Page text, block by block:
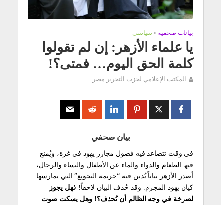
بيانات صحفية • سياسي
يا علماء الأزهر: إن لم تقولوا
كلمة الحق اليوم… فمتى؟!
المكتب الإعلامي لحزب التحرير مصر
بيان صحفي
في وقت تتصاعد فيه فصول مجازر يهود في غزة، ويُمنع
فيها الطعام والدواء والماء عن الأطفال والنساء والرجال،
أصدر الأزهر بياناً يُدين فيه “جريمة التجويع” التي يمارسها
كيان يهود المجرم. وقد حُذف البيان لاحقاً! فهل يجوز
لصرخة في وجه الظالم أن تُحذف؟! وهل يسكت صوت